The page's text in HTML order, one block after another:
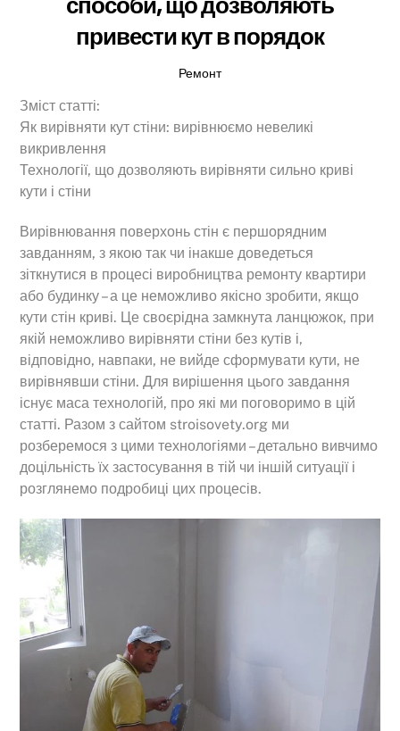
привести кут в порядок
Ремонт
Зміст статті:
Як вирівняти кут стіни: вирівнюємо невеликі
викривлення
Технології, що дозволяють вирівняти сильно криві
кути і стіни
Вирівнювання поверхонь стін є першорядним
завданням, з якою так чи інакше доведеться
зіткнутися в процесі виробництва ремонту квартири
або будинку – а це неможливо якісно зробити, якщо
кути стін криві. Це своєрідна замкнута ланцюжок, при
якій неможливо вирівняти стіни без кутів і,
відповідно, навпаки, не вийде сформувати кути, не
вирівнявши стіни. Для вирішення цього завдання
існує маса технологій, про які ми поговоримо в цій
статті. Разом з сайтом stroisovety.org ми
розберемося з цими технологіями – детально вивчимо
доцільність їх застосування в тій чи іншій ситуації і
розглянемо подробиці цих процесів.